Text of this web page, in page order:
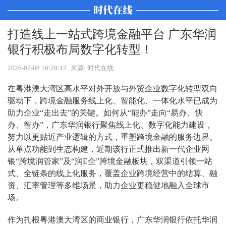
打造线上一站式跨境金融平台 广东华润
银行积极布局数字化转型！
2026-07-08 16:28:12 来源: 时代在线
在粤港澳大湾区高水平对外开放与外贸企业数字化转型双向
驱动下，跨境金融服务线上化、智能化、一体化水平已成为
助力企业“走出去”的关键。如何从“能办”走向“易办、快
办、智办”，广东华润银行聚焦线上化、数字化能力建设，
努力以更贴近产业逻辑的方式，重塑跨境金融的服务边界。
从单点功能到生态构建，近期该行正式推出新一代企业网
银“跨境润管家”及“润E企”跨境金融板块，双渠道引领一站
式、全链条的线上化服务，覆盖企业跨境经营中的结算、融
资、汇率管理等多维场景，助力企业更稳健地融入全球市
场。
作为扎根粤港澳大湾区的商业银行，广东华润银行依托华润